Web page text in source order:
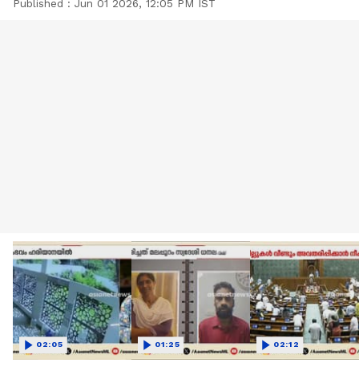
Published : Jun 01 2026, 12:05 PM IST
02:05 01:25 02:12